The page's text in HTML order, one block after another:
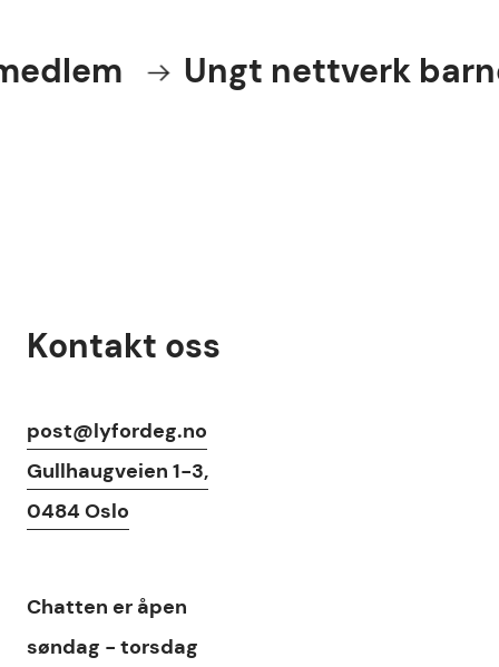
Ungt nettverk
Kontakt oss
Kontaktinfo
post@lyfordeg.no
Gullhaugveien 1-3,
0484 Oslo
Chat
Chatten er åpen
søndag - torsdag